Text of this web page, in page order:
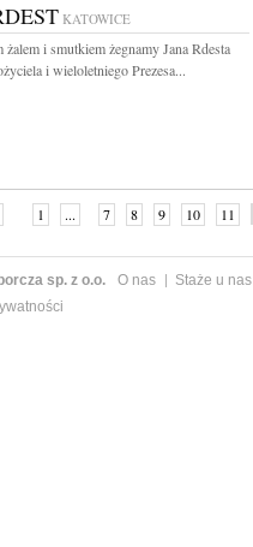
KATOWICE
i smutkiem żegnamy Jana Rdesta
i wieloletniego Prezesa...
1 ... 7 8 9 10 11
sp. z o.o. O nas Staże u nas